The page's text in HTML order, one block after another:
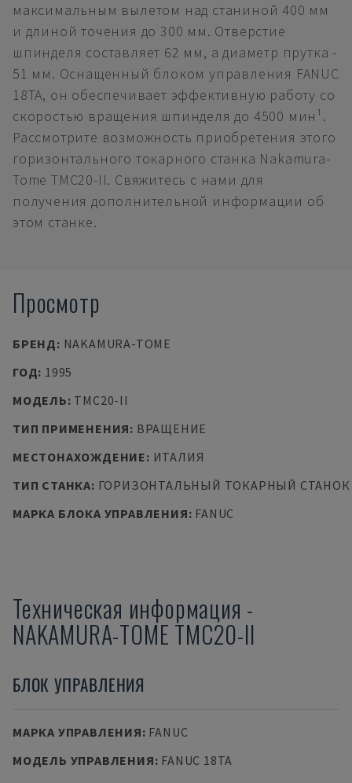
максимальным вылетом над станиной 400 мм
и длиной точения до 300 мм. Отверстие
шпинделя составляет 62 мм, а диаметр прутка -
51 мм. Оснащенный блоком управления FANUC
18TA, он обеспечивает эффективную работу со
скоростью вращения шпинделя до 4500 мин¹.
Рассмотрите возможность приобретения этого
горизонтального токарного станка Nakamura-
Tome TMC20-II. Свяжитесь с нами для
получения дополнительной информации об
этом станке.
Просмотр
БРЕНД: NAKAMURA-TOME
ГОД: 1995
МОДЕЛЬ: TMC20-II
ТИП ПРИМЕНЕНИЯ: ВРАЩЕНИЕ
МЕСТОНАХОЖДЕНИЕ: ИТАЛИЯ
ТИП СТАНКА: ГОРИЗОНТАЛЬНЫЙ ТОКАРНЫЙ СТАНОК
МАРКА БЛОКА УПРАВЛЕНИЯ: FANUC
Техническая информация -
NAKAMURA-TOME TMC20-II
БЛОК УПРАВЛЕНИЯ
МАРКА УПРАВЛЕНИЯ: FANUC
МОДЕЛЬ УПРАВЛЕНИЯ: FANUC 18TA